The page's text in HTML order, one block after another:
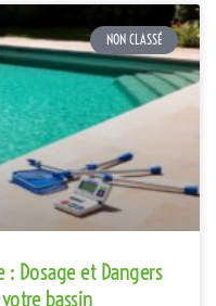
NON CLASSÉ
Dosage et Dangers
bassin